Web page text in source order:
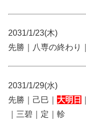
2031/1/23(木)
先勝｜八専の終わり｜
2031/1/29(水)
先勝｜己巳｜ 大明日
｜三碧｜定｜軫